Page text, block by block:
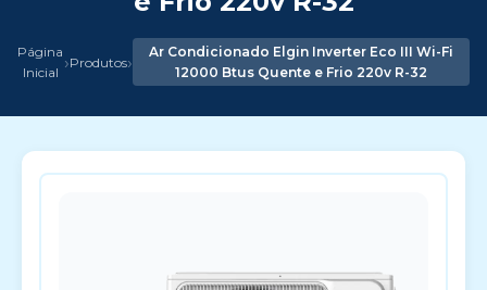
Página
Inicial ›Produtos›
Ar Condicionado Elgin Inverter Eco III Wi-Fi
12000 Btus Quente e Frio 220v R-32